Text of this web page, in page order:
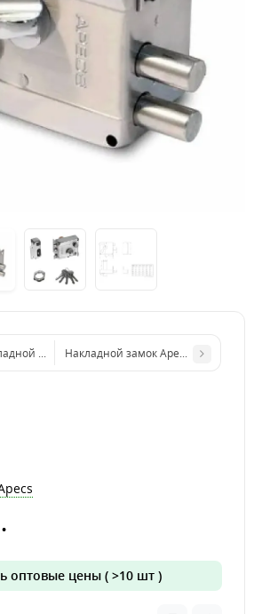
замок Чебоксары ЗГД-02
Накладной замок Apecs 0098-С (с
оптовые цены ( >10 шт )